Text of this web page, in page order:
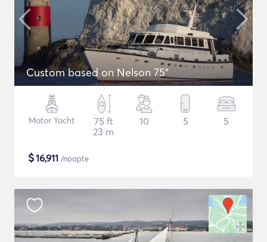
Custom based on Nelson 75"
Motor Yacht
75 ft
23 m
10 5 5
$16,911 /noapte